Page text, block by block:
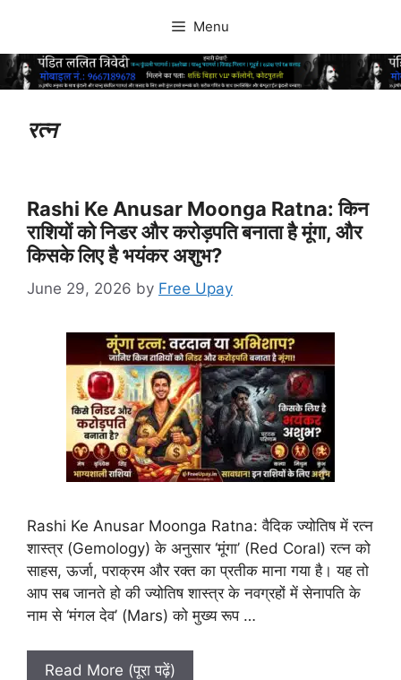
content
Menu
रत्न
Rashi Ke Anusar Moonga Ratna: किन
राशियों को निडर और करोड़पति बनाता है मूंगा, और
किसके लिए है भयंकर अशुभ?
June 29, 2026 by Free Upay
Rashi Ke Anusar Moonga Ratna: वैदिक ज्योतिष में रत्न
शास्त्र (Gemology) के अनुसार ‘मूंगा’ (Red Coral) रत्न को
साहस, ऊर्जा, पराक्रम और रक्त का प्रतीक माना गया है। यह तो
आप सब जानते हो की ज्योतिष शास्त्र के नवग्रहों में सेनापति के
नाम से ‘मंगल देव’ (Mars) को मुख्य रूप …
Read More (पूरा पढ़ें)